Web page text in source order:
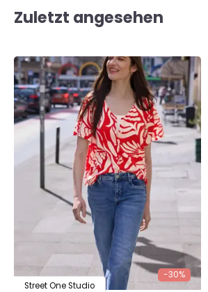
Zuletzt angesehen
-30%
Street One Studio